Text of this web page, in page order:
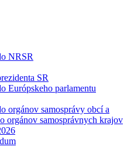
NRSR
SR
Európskeho parlamentu
orgánov samosprávy obcí a
orgánov samosprávnych krajov